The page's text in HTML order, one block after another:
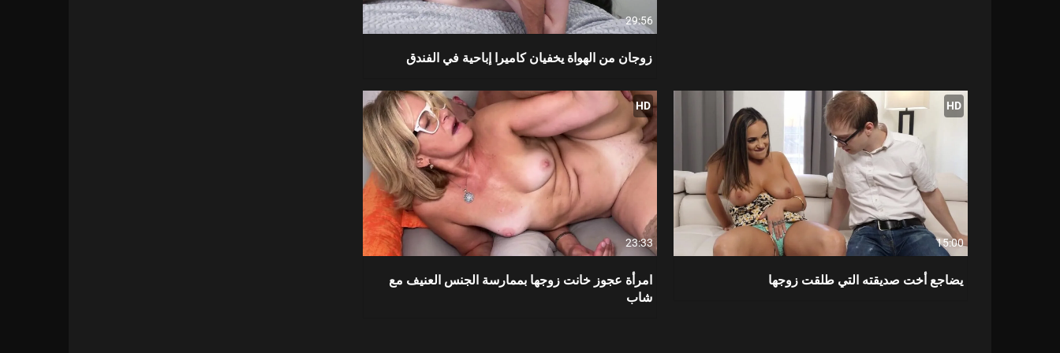
29:56
زوجان من الهواة يخفيان كاميرا إباحية في الفندق
HD
15:00
يضاجع أخت صديقته التي طلقت زوجها
HD
23:33
امرأة عجوز خانت زوجها بممارسة الجنس العنيف مع
شاب